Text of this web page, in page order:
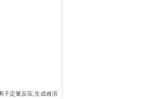
子定量反应,生成难溶